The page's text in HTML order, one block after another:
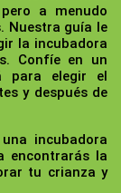
a menudo
Nuestra guía le
la incubadora
Confíe en un
para elegir el
y después de
incubadora
encontrarás la
tu crianza y